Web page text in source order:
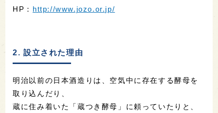
HP： http://www.jozo.or.jp/
2. 設立された理由
明治以前の日本酒造りは、空気中に存在する酵母を
取り込んだり、
蔵に住み着いた「蔵つき酵母」に頼っていたりと、